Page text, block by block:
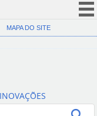
(COVID-19)
Canais
MAPA DO SITE